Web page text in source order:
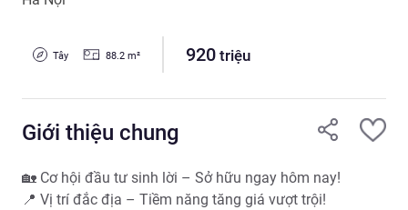
Tây 88.2 m² 920 triệu
Giới thiệu chung
🏡 Cơ hội đầu tư sinh lời – Sở hữu ngay hôm nay!
📍 Vị trí đắc địa – Tiềm năng tăng giá vượt trội!